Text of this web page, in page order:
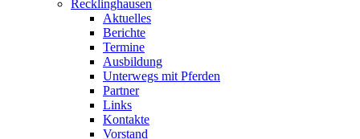
Recklinghausen
Aktuelles
Berichte
Termine
Ausbildung
Unterwegs mit Pferden
Partner
Links
Kontakte
Vorstand